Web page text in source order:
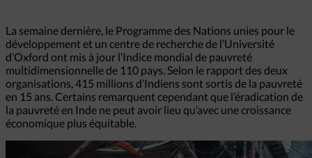
La semaine dernière, le Programme des Nations unies pour le
développement et un centre de recherche de l’Université
d’Oxford ont mis à jour l’Indice mondial de pauvreté
multidimensionnelle de 110 pays. Selon le rapport des deux
organisations, 415 millions d’Indiens sont sortis de la pauvreté
en 15 ans. Certains remarquent cependant que l’éradication de
la pauvreté en Inde ne peut avoir lieu qu’avec une croissance
économique plus équitable.